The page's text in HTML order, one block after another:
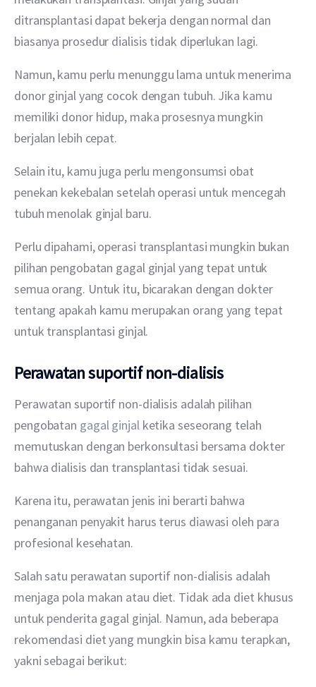
ditransplantasi dapat bekerja dengan normal dan
biasanya prosedur dialisis tidak diperlukan lagi.
Namun, kamu perlu menunggu lama untuk menerima
donor ginjal yang cocok dengan tubuh. Jika kamu
memiliki donor hidup, maka prosesnya mungkin
berjalan lebih cepat.
Selain itu, kamu juga perlu mengonsumsi obat
penekan kekebalan setelah operasi untuk mencegah
tubuh menolak ginjal baru.
Perlu dipahami, operasi transplantasi mungkin bukan
pilihan pengobatan gagal ginjal yang tepat untuk
semua orang. Untuk itu, bicarakan dengan dokter
tentang apakah kamu merupakan orang yang tepat
untuk transplantasi ginjal.
Perawatan suportif non-dialisis
Perawatan suportif non-dialisis adalah pilihan
pengobatan gagal ginjal ketika seseorang telah
memutuskan dengan berkonsultasi bersama dokter
bahwa dialisis dan transplantasi tidak sesuai.
Karena itu, perawatan jenis ini berarti bahwa
penanganan penyakit harus terus diawasi oleh para
profesional kesehatan.
Salah satu perawatan suportif non-dialisis adalah
menjaga pola makan atau diet. Tidak ada diet khusus
untuk penderita gagal ginjal. Namun, ada beberapa
rekomendasi diet yang mungkin bisa kamu terapkan,
yakni sebagai berikut: